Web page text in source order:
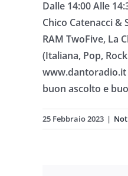
Dalle 14:00 Alle
Chico Catenacci &
RAM TwoFive, La
(Italiana, Pop, Rock
www.dantoradio.it
buon ascolto e
25 Febbraio 2023 |